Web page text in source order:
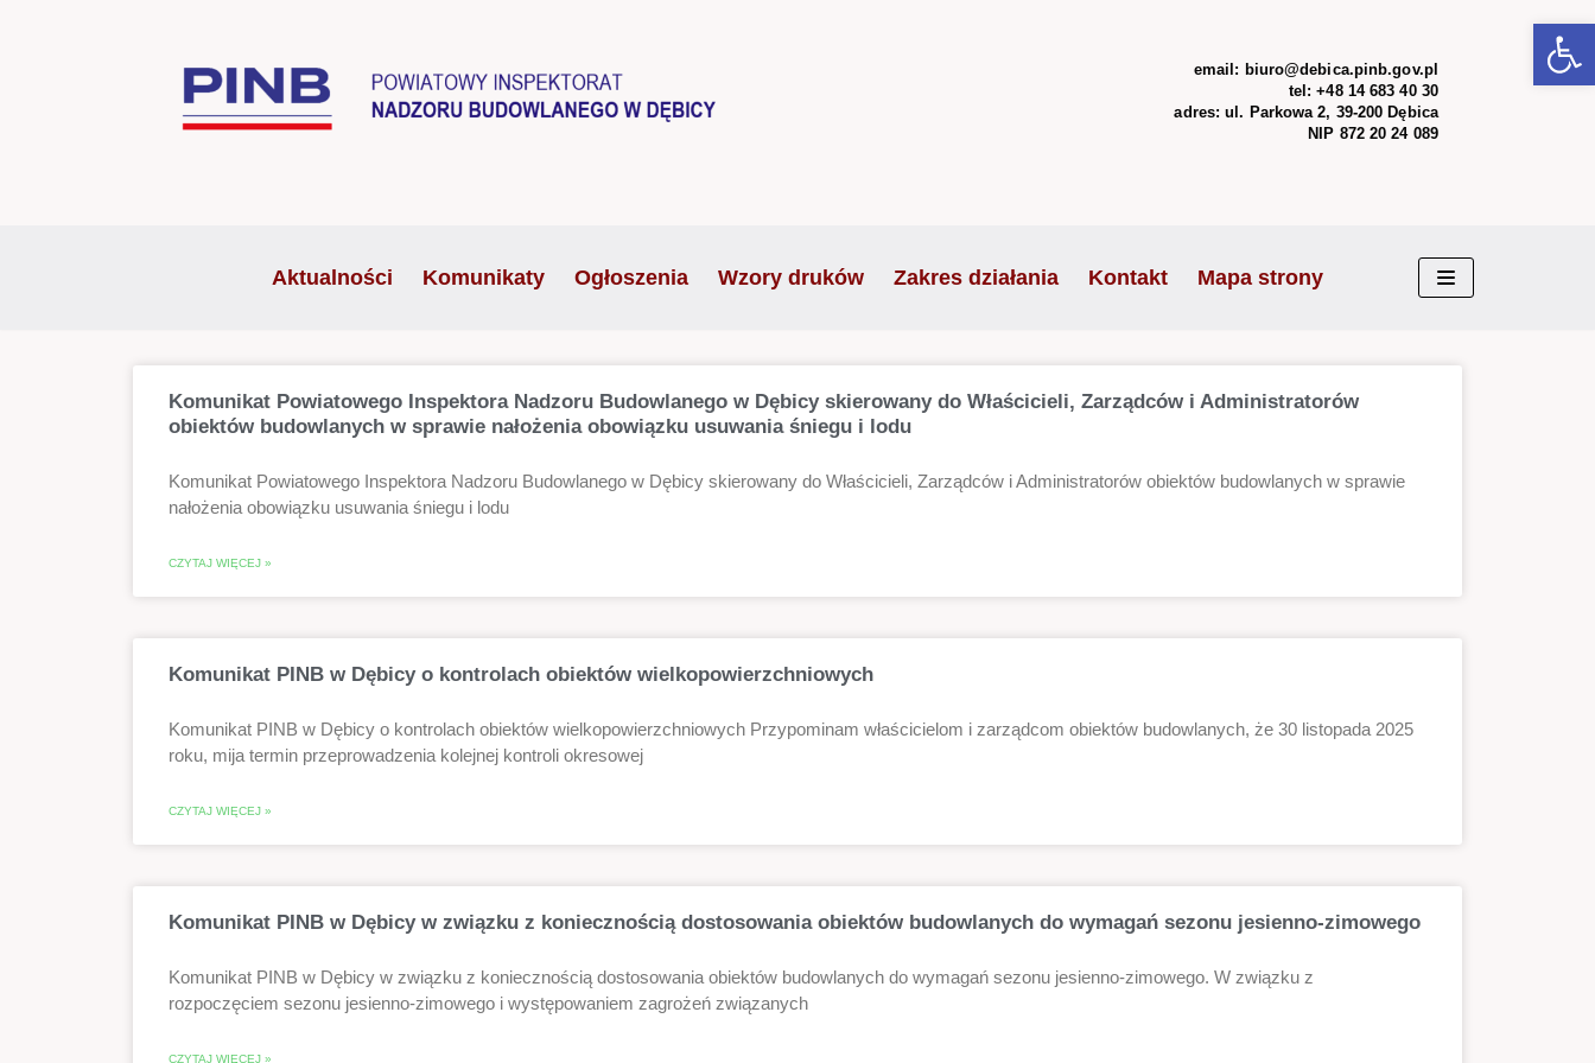
email: biuro@debica.pinb.gov.pl
tel: +48 14 683 40 30
adres: ul. Parkowa 2, 39-200 Dębica
NIP 872 20 24 089
Aktualności Komunikaty Ogłoszenia Wzory druków Zakres działania Kontakt Mapa strony
Komunikat Powiatowego Inspektora Nadzoru Budowlanego w Dębicy skierowany do Właścicieli, Zarządców i Administratorów
obiektów budowlanych w sprawie nałożenia obowiązku usuwania śniegu i lodu
Komunikat Powiatowego Inspektora Nadzoru Budowlanego w Dębicy skierowany do Właścicieli, Zarządców i Administratorów obiektów budowlanych w sprawie
nałożenia obowiązku usuwania śniegu i lodu
CZYTAJ WIĘCEJ »
Komunikat PINB w Dębicy o kontrolach obiektów wielkopowierzchniowych
Komunikat PINB w Dębicy o kontrolach obiektów wielkopowierzchniowych Przypominam właścicielom i zarządcom obiektów budowlanych, że 30 listopada 2025
roku, mija termin przeprowadzenia kolejnej kontroli okresowej
CZYTAJ WIĘCEJ »
Komunikat PINB w Dębicy w związku z koniecznością dostosowania obiektów budowlanych do wymagań sezonu jesienno-zimowego
Komunikat PINB w Dębicy w związku z koniecznością dostosowania obiektów budowlanych do wymagań sezonu jesienno-zimowego. W związku z
rozpoczęciem sezonu jesienno-zimowego i występowaniem zagrożeń związanych
CZYTAJ WIĘCEJ »